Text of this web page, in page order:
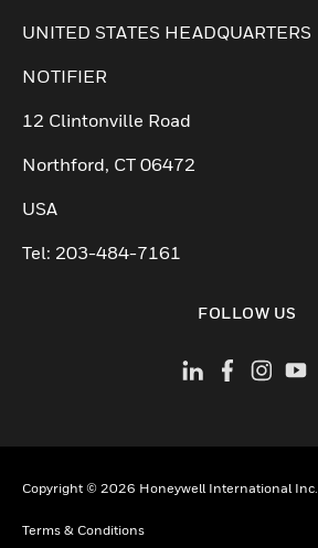
Cambiar vista
UNITED STATES HEADQUARTERS
NOTIFIER
12 Clintonville Road
Northford, CT 06472
USA
Tel: 203-484-7161
FOLLOW US
Copyright © 2026 Honeywell International Inc.
Terms & Conditions